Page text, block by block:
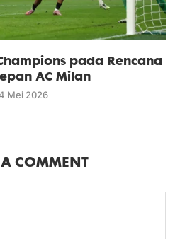
pada Rencana
AC Milan
Mei 2026
COMMENT